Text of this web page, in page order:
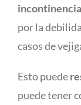
por la
casos de
Esto puede
puede tener